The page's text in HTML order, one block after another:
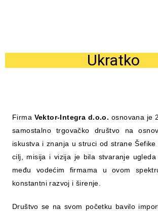
Ukratko
Firma Vektor-Integra d.o.o. osnovana je
samostalno trgovačko društvo na
iskustva i znanja u struci od strane
cilj, misija i vizija je bila stvaranje
među vodećim firmama u ovom
konstantni razvoj i širenje.
Društvo se na svom početku bavilo